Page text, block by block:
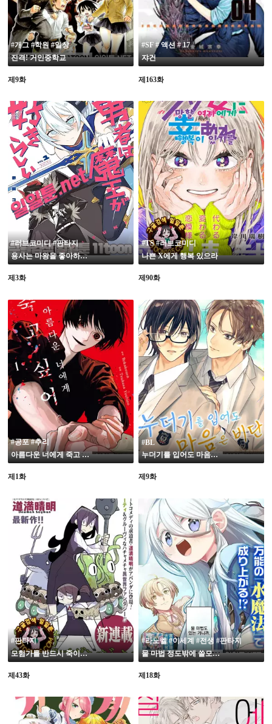
#개그 #학원 #일상
진격! 거인중학교
제9화
#SF # 액션 # 17
쟈건
제163화
#러브코미디 #판타지
용사는 마왕을 좋아하는 것 같다
제3화
#TS #러브코미디
나쁜 X에게 행복 있으라
제90화
#공포 #추리
아름다운 너에게 죽고 싶어.
제1화
19
#BL
누더기를 입어도 마음은 비단
제9화
#판타지
모험가를 반드시 죽이는 던전
제43화
#라노벨 #이세계 #전생 #판타지
물 마법 정도밖에 쓸모가 없지만, 현대 지식이 있으면 충분하지?
제18화